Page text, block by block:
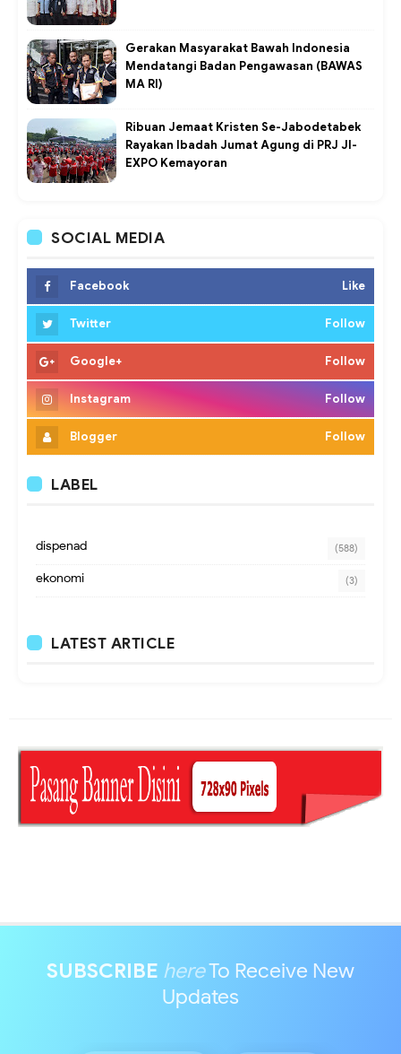
Gerakan Masyarakat Bawah Indonesia
Mendatangi Badan Pengawasan (BAWAS
MA RI)
Ribuan Jemaat Kristen Se-Jabodetabek
Rayakan Ibadah Jumat Agung di PRJ JI-
EXPO Kemayoran
SOCIAL MEDIA
Facebook Like
Twitter Follow
Google+ Follow
Instagram Follow
Blogger Follow
LABEL
dispenad (588)
ekonomi (3)
LATEST ARTICLE
SUBSCRIBE hereTo Receive New
Updates